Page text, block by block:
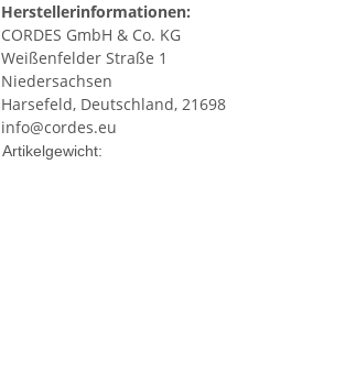
Herstellerinformationen:
CORDES GmbH & Co. KG
Weißenfelder Straße 1
Niedersachsen
Harsefeld, Deutschland, 21698
info@cordes.eu
Produkteigenschaft
Wert
Artikelgewicht: